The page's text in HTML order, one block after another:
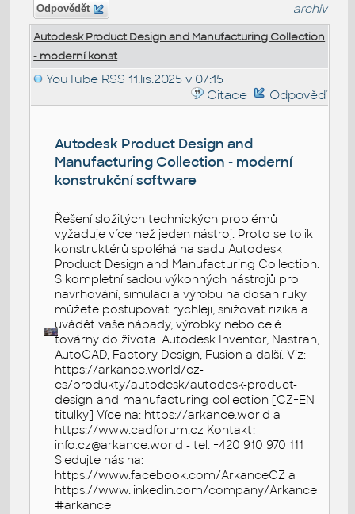
Odpovědět archiv
Autodesk Product Design and Manufacturing Collection
- moderní konst
YouTube RSS 11.lis.2025 v 07:15
Citace
Odpověď
Autodesk Product Design and
Manufacturing Collection - moderní
konstrukční software
Řešení složitých technických problémů
vyžaduje více než jeden nástroj. Proto se tolik
konstruktérů spoléhá na sadu Autodesk
Product Design and Manufacturing Collection.
S kompletní sadou výkonných nástrojů pro
navrhování, simulaci a výrobu na dosah ruky
můžete postupovat rychleji, snižovat rizika a
uvádět vaše nápady, výrobky nebo celé
továrny do života. Autodesk Inventor, Nastran,
AutoCAD, Factory Design, Fusion a další. Viz:
https://arkance.world/cz-
cs/produkty/autodesk/autodesk-product-
design-and-manufacturing-collection [CZ+EN
titulky] Více na: https://arkance.world a
https://www.cadforum.cz Kontakt:
info.cz@arkance.world - tel. +420 910 970 111
Sledujte nás na:
https://www.facebook.com/ArkanceCZ a
https://www.linkedin.com/company/Arkance
#arkance